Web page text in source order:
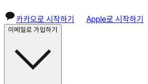
카카오로 시작하기 Apple로 시작하기
이메일로 가입하기